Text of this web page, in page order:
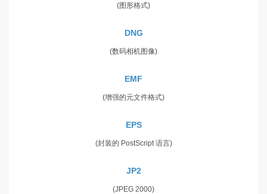
(图形格式)
DNG
(数码相机图像)
EMF
(增强的元文件格式)
EPS
(封装的 PostScript 语言)
JP2
(JPEG 2000)